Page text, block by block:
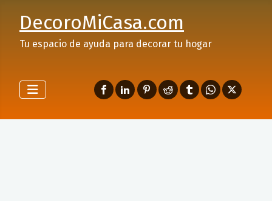
DecoroMiCasa.com
Tu espacio de ayuda para decorar tu hogar